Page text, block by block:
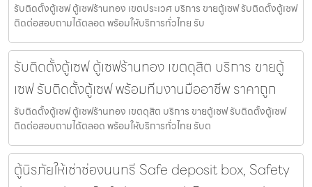
รับติดตั้งตู้เซฟ ตู้เซฟร้านทอง เขตประเวศ บริการ ขายตู้เซฟ รับติดตั้งตู้เซฟ
ติดต่อสอบถามได้ตลอด พร้อมให้บริการทั่วไทย รับ
รับติดตั้งตู้เซฟ ตู้เซฟร้านทอง เขตดุสิต บริการ ขายตู้
เซฟ รับติดตั้งตู้เซฟ พร้อมทีมงานมืออาชีพ ราคาถูก
รับติดตั้งตู้เซฟ ตู้เซฟร้านทอง เขตดุสิต บริการ ขายตู้เซฟ รับติดตั้งตู้เซฟ
ติดต่อสอบถามได้ตลอด พร้อมให้บริการทั่วไทย รับต
ตู้นิรภัยให้เช่าช่องนนทรี Safe deposit box, Safety